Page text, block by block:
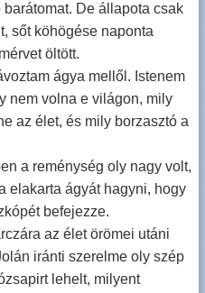
barátomat. De állapota csak
sőt köhögése naponta
öltött.
ágya mellől. Istenem
nem volna e világon, mily
az élet, és mily borzasztó a
a reménység oly nagy volt,
elakarta ágyát hagyni, hogy
befejezze.
az élet örömei utáni
iránti szerelme oly szép
lehelt, milyent